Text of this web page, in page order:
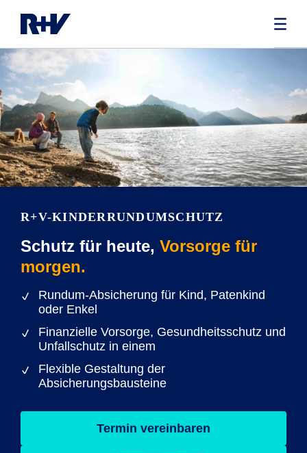
R+V-KINDERRUNDUMSCHUTZ
Schutz für heute, Vorsorge für
morgen.
Rundum-Absicherung für Kind, Patenkind
oder Enkel
Finanzielle Vorsorge, Gesundheitsschutz und
Unfallschutz in einem
Flexible Gestaltung der
Absicherungsbausteine
Termin vereinbaren